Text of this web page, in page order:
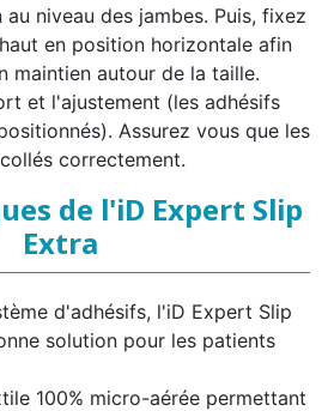
niveau des jambes. Puis, fixez
en position horizontale afin
maintien autour de la taille.
et l'ajustement (les adhésifs
Assurez vous que les
correctement.
de l'iD Expert Slip
Extra
d'adhésifs, l'iD Expert Slip
solution pour les patients
100% micro-aérée permettant